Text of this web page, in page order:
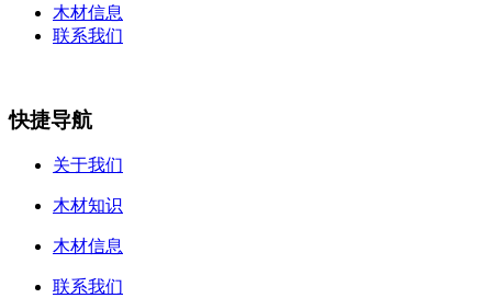
木材信息
联系我们
快捷导航
关于我们
木材知识
木材信息
联系我们